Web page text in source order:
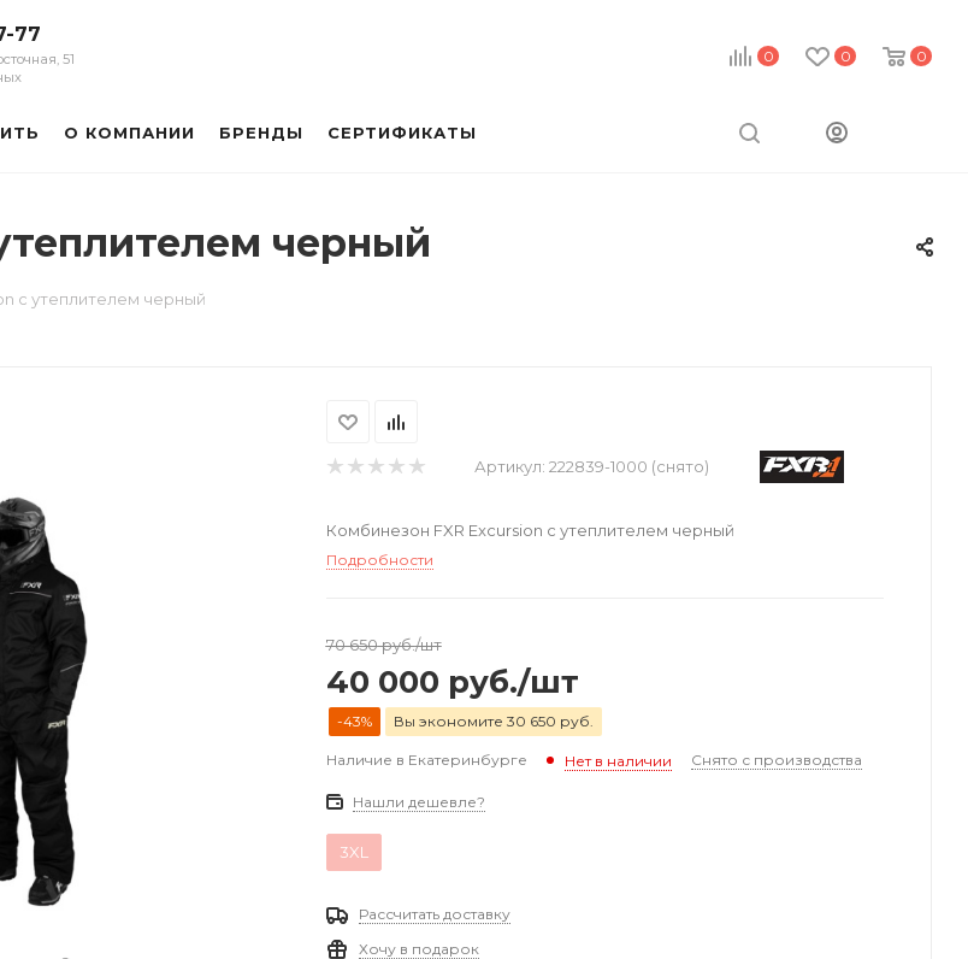
0 0 0
77
51
О КОМПАНИИ БРЕНДЫ СЕРТИФИКАТЫ
черный
с утеплителем черный
Артикул: 222839-1000 (снято)
Комбинезон FXR Excursion с утеплителем черный
Подробности
70 650руб./шт
40 000 руб./шт
-43% Вы экономите 30 650 руб.
Наличие в Екатеринбурге Нет в наличии Снято с производства
Нашли дешевле?
3XL
Рассчитать доставку
Хочу в подарок